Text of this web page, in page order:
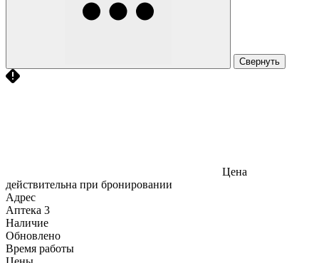
Свернуть
Цена
действительна при бронировании
Адрес
Аптека 3
Наличие
Обновлено
Время работы